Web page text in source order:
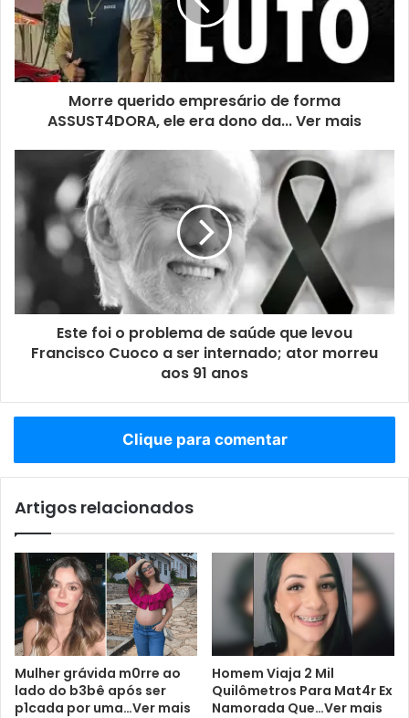
Morre querido empresário de forma
ASSUST4DORA, ele era dono da... Ver mais
Este foi o problema de saúde que levou
Francisco Cuoco a ser internado; ator morreu
aos 91 anos
Clique para comentar
Artigos relacionados
Mulher grávida m0rre ao
lado do b3bê após ser
p1cada por uma…Ver mais
Homem Viaja 2 Mil
Quilômetros Para Mat4r Ex
Namorada Que…Ver mais